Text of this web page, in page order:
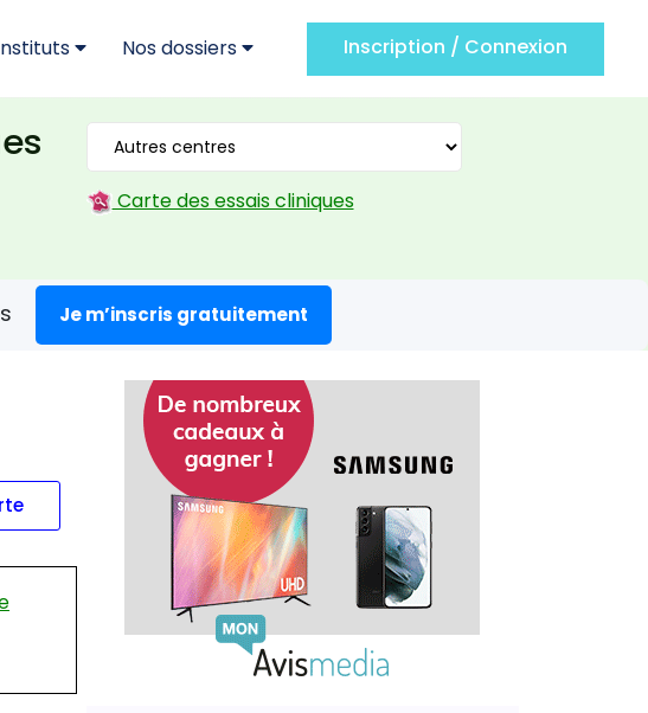
Nos dossiers Inscription / Connexion
Carte des essais cliniques
Je m’inscris gratuitement